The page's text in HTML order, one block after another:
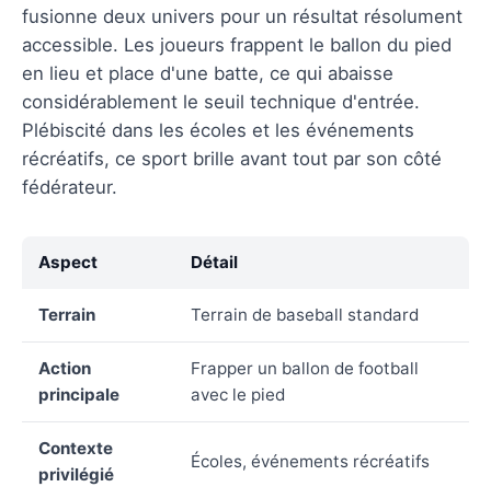
fusionne deux univers pour un résultat résolument
accessible. Les joueurs frappent le ballon du pied
en lieu et place d'une batte, ce qui abaisse
considérablement le seuil technique d'entrée.
Plébiscité dans les écoles et les événements
récréatifs, ce sport brille avant tout par son côté
fédérateur.
Aspect Détail
Terrain Terrain de baseball standard
Action
principale
Frapper un ballon de football
avec le pied
Contexte
privilégié
Écoles, événements récréatifs